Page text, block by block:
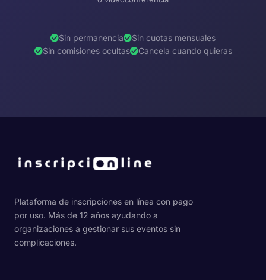
Sin permanencia
Sin cuotas mensuales
Sin comisiones ocultas
Cancela cuando quieras
Plataforma de inscripciones en línea con pago
por uso. Más de 12 años ayudando a
organizaciones a gestionar sus eventos sin
complicaciones.